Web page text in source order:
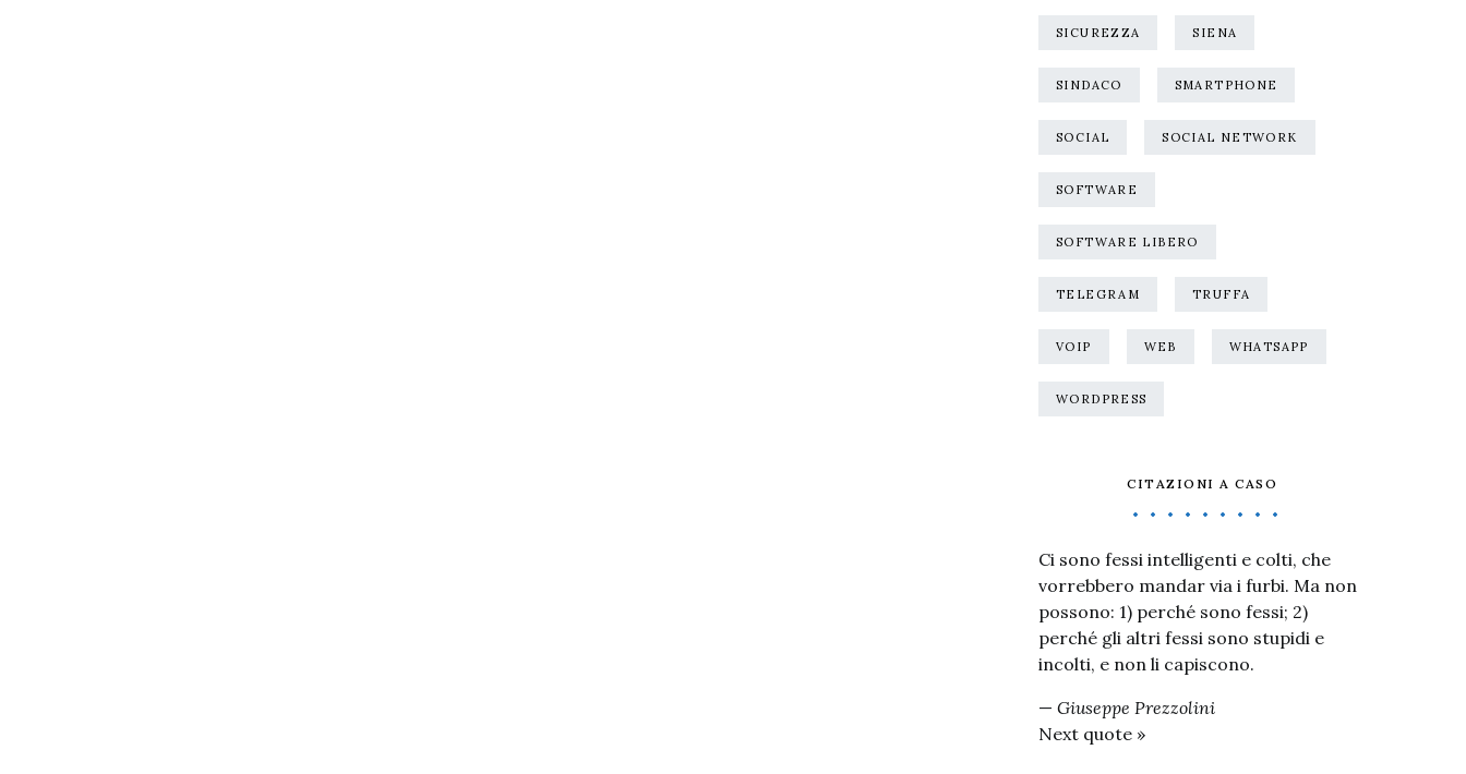
SICUREZZA SIENA
SINDACO SMARTPHONE
SOCIAL SOCIAL NETWORK
SOFTWARE
SOFTWARE LIBERO
TELEGRAM TRUFFA
VOIP WEB WHATSAPP
WORDPRESS
CITAZIONI A CASO
Ci sono fessi intelligenti e colti, che
vorrebbero mandar via i furbi. Ma non
possono: 1) perché sono fessi; 2)
perché gli altri fessi sono stupidi e
incolti, e non li capiscono.
— Giuseppe Prezzolini
Next quote »